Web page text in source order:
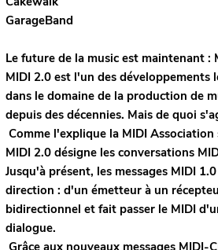
GarageBand
Le future de la music est maintenant :
MIDI 2.0 est l'un des développements
dans le domaine de la production de
depuis des décennies. Mais de quoi
Comme l'explique la MIDI
MIDI 2.0 désigne les conversations
Jusqu'à présent, les messages MIDI
direction : d'un émetteur à un
bidirectionnel et fait passer le MIDI
dialogue.